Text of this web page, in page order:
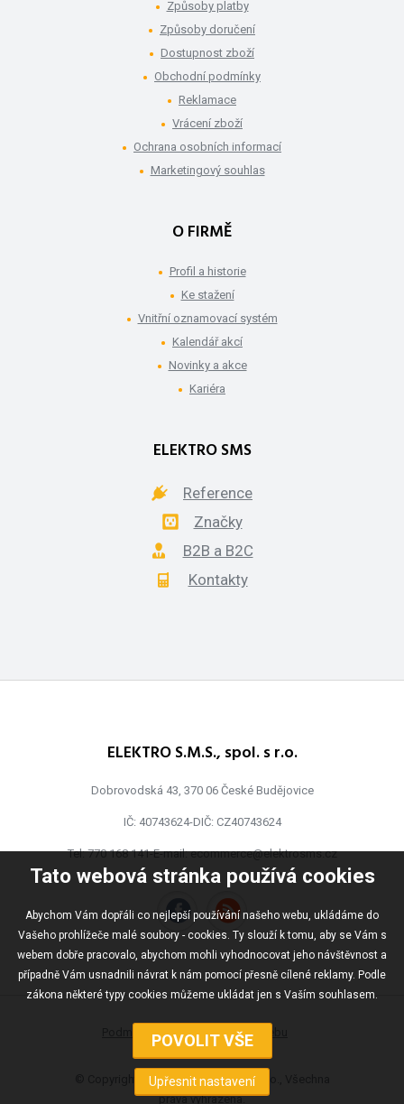
Tato webová stránka používá cookies
Abychom Vám dopřáli co nejlepší používání našeho webu, ukládáme do
Vašeho prohlížeče malé soubory - cookies. Ty slouží k tomu, aby se Vám s
webem dobře pracovalo, abychom mohli vyhodnocovat jeho návštěvnost a
případně Vám usnadnili návrat k nám pomocí přesně cílené reklamy. Podle
zákona některé typy cookies můžeme ukládat jen s Vaším souhlasem.
Způsoby platby
Způsoby doručení
Dostupnost zboží
Obchodní podmínky
Reklamace
Vrácení zboží
Ochrana osobních informací
Marketingový souhlas
O FIRMĚ
Profil a historie
Ke stažení
Vnitřní oznamovací systém
Kalendář akcí
Novinky a akce
Kariéra
ELEKTRO SMS
Reference
Značky
B2B a B2C
Kontakty
ELEKTRO S.M.S., spol. s r.o.
Dobrovodská 43, 370 06 České Budějovice
IČ: 40743624-DIČ: CZ40743624
Tel:770 168 141-E-mail:ecommerce@elektrosms.cz
Podmínky užívání Mapa webu
© Copyright ELEKTRO S.M.S., spol s r.o., Všechna
práva vyhrazena.